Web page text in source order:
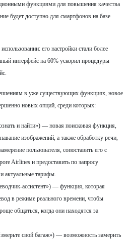
функциями для повышения качества
будет доступно для смартфонов на базе
его настройки стали более
интерфейс на 60% ускорил процедуры
в уже существующих функциях, новое
новых опций, среди которых:
и найти») — новая поисковая функция,
изображений, а также обработку речи,
пользователя, сопоставить его с
Airlines и предоставить по запросу
актуальные тарифы.
ассистент») — функция, которая
в режиме реального времени, чтобы
общаться, когда они находятся за
свой багаж») — возможность замерить